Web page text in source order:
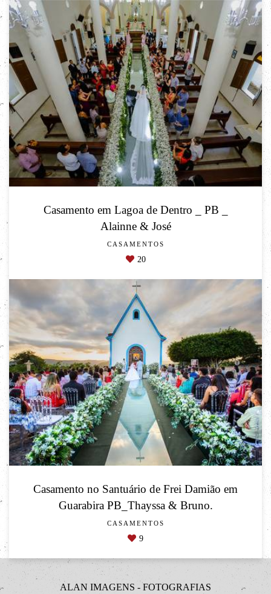
Casamento em Lagoa de Dentro _ PB _
Alainne & José
CASAMENTOS
20
Casamento no Santuário de Frei Damião em
Guarabira PB_Thayssa & Bruno.
CASAMENTOS
9
ALAN IMAGENS - FOTOGRAFIAS